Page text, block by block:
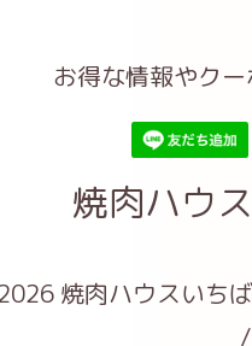
お得な情報やク
焼肉ハウ
焼肉ハウスいち
/